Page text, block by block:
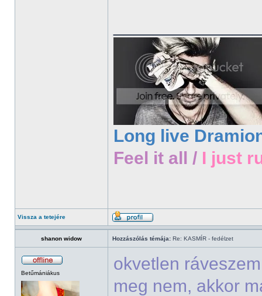
Long live
Feel it all / I just
Vissza a tetejére
shanon widow Hozzászólás témája: Re: KASMÍR - fedélzet
Betűmániákus
okvetlen
meg nem, akkor